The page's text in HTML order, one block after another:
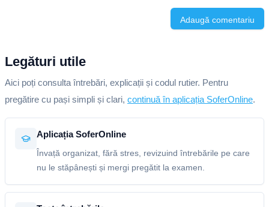
Adaugă comentariu
Legături utile
Aici poți consulta întrebări, explicații și codul rutier. Pentru
pregătire cu pași simpli și clari, continuă în aplicația SoferOnline.
Aplicația SoferOnline
Învață organizat, fără stres, revizuind întrebările pe care
nu le stăpânești și mergi pregătit la examen.